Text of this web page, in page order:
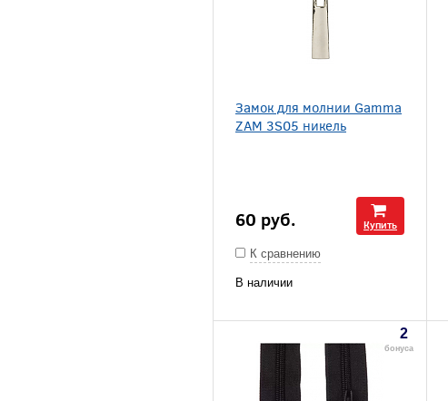
Замок для молнии Gamma
ZAM 3S05 никель
60 руб. Купить
К сравнению
В наличии
2
бонуса